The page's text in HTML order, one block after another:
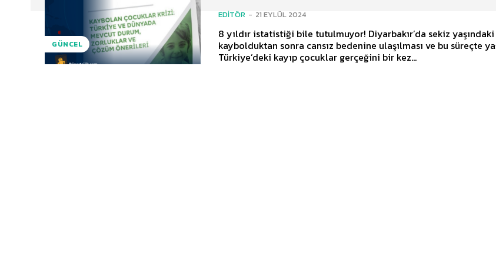
GÜNCEL
EDITÖR - 21 EYLÜL 2024
8 yıldır istatistiği bile tutulmuyor! Diyarbakır’da sekiz yaşındaki Narin Güran’ın
kaybolduktan sonra cansız bedenine ulaşılması ve bu süreçte
Türkiye’deki kayıp çocuklar gerçeğini bir kez...